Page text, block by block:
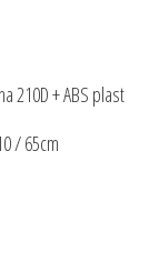
210D + ABS plast
/ 65cm